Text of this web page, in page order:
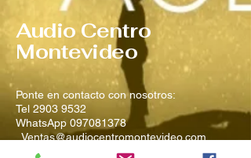
Audio Centro
Montevideo
Ponte en contacto con nosotros:
Tel 2903 9532
WhatsApp 097081378
Ventas@audiocentromontevideo.com
Audiocentromontevideo.com